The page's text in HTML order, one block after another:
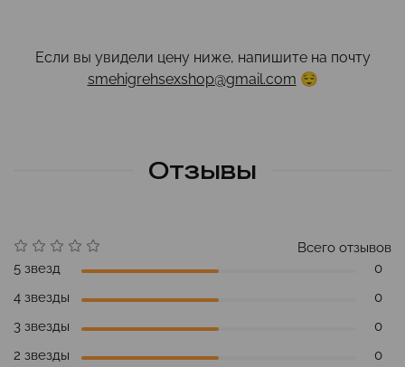
Если вы увидели цену ниже, напишите на почту
smehigrehsexshop@gmail.com 😌
Отзывы
Всего отзывов
5 звезд
0
4 звезды
0
3 звезды
0
2 звезды
0